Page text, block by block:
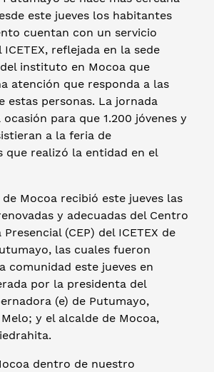
este jueves los habitantes
cuentan con un servicio
reflejada en la sede
instituto en Mocoa que
atención que responda a las
estas personas. La jornada
para que 1.200 jóvenes y
a la feria de
que realizó la entidad en el
Mocoa recibió este jueves las
y adecuadas del Centro
(CEP) del ICETEX de
las cuales fueron
comunidad este jueves en
por la presidenta del
(e) de Putumayo,
y el alcalde de Mocoa,
dentro de nuestro